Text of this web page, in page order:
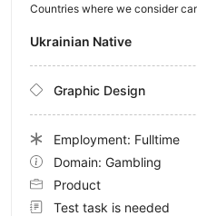
Countries where we consider
Ukrainian Native
Graphic Design
Employment: Fulltime
Domain: Gambling
Product
Test task is needed